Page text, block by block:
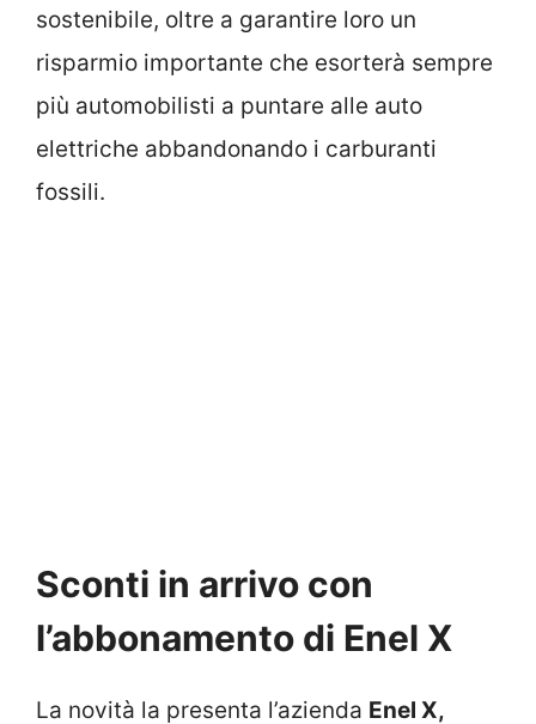
sostenibile, oltre a garantire loro un
risparmio importante che esorterà sempre
più automobilisti a puntare alle auto
elettriche abbandonando i carburanti
fossili.
Sconti in arrivo con
l’abbonamento di Enel X
La novità la presenta l’azienda Enel X,